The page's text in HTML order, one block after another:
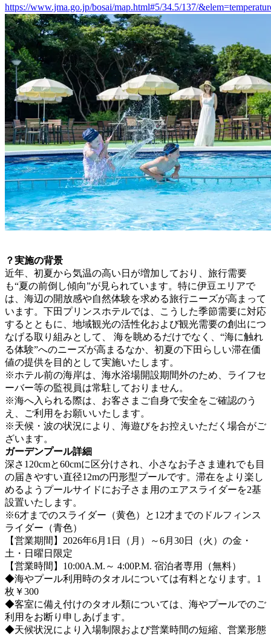
https://www.jma.go.jp/bosai/map.html#5/34.5/137/
？実施の背景
近年、初夏から気温の高い日が増加しており、旅行需要
も“夏の前倒し傾向”が見られています。特に伊豆エリアで
は、海辺の開放感や自然体験を求める旅行ニーズが高まって
います。下田プリンスホテルでは、こうした季節需要に対応
するとともに、地域観光の活性化および観光需要の創出につ
なげる取り組みとして、 海を眺めるだけでなく、“海に触れ
る体験”へのニーズが高まるなか、初夏の下田らしい滞在価
値の提供を目的として実施いたします。
※ホテル前の海岸は、海水浴場開設期間外のため、ライフセ
ーバー等の監視員は常駐しておりません。
※海へ入られる際は、お客さまご自身で安全をご確認のう
え、ご利用をお願いいたします。
※天候・波の状況により、海遊びをお控えいただく場合がご
ざいます。
ガーデンプール詳細
深さ120cmと60cmに区分けされ、小さなお子さま連れでも目
の届きやすい直径12mの円形型プールです。滞在をより楽し
めるようプールサイドにお子さま用のエアスライダーを2基
設置いたします。
※6才までのスライダー（黄色）と12才までのドルフィンス
ライダー（青色）
【営業期間】2026年6月1日（月）～6月30日（火）の金・
土・日曜日限定
【営業時間】10:00A.M.～ 4:00P.M. 宿泊者専用（無料）
◆海やプール利用時のタオルについては有料となります。1
枚￥300
◆客室に備え付けのタオル類については、海やプールでのご
利用をお断り申しあげます。
◆天候状況により入場制限および営業時間の短縮、営業形態